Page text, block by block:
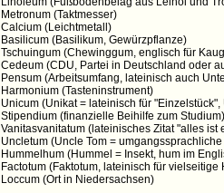
Metronum (Taktmesser)
Calcium (Leichtmetall)
Basilicum (Basilikum, Gewürzpflanze)
Tschuingum (Chewinggum, englisch für
Cedeum (CDU, Partei in Deutschland oder
Pensum (Arbeitsumfang, lateinisch auch
Harmonium (Tasteninstrument)
Unicum (Unikat = lateinisch für
Stipendium (finanzielle Beihilfe zum Studium)
Vanitasvanitatum (lateinisches Zitat "alles ist
Uncletum (Uncle Tom =
Hummelhum (Hummel = Insekt, hum im
Factotum (Faktotum, lateinisch für vielseitige
Loccum (Ort in Niedersachsen)